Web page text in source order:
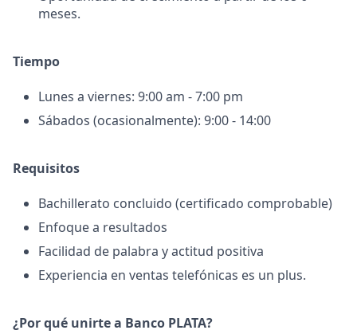
meses.
Tiempo
Lunes a viernes: 9:00 am - 7:00 pm
Sábados (ocasionalmente): 9:00 - 14:00
Requisitos
Bachillerato concluido (certificado comprobable)
Enfoque a resultados
Facilidad de palabra y actitud positiva
Experiencia en ventas telefónicas es un plus.
¿Por qué unirte a Banco PLATA?